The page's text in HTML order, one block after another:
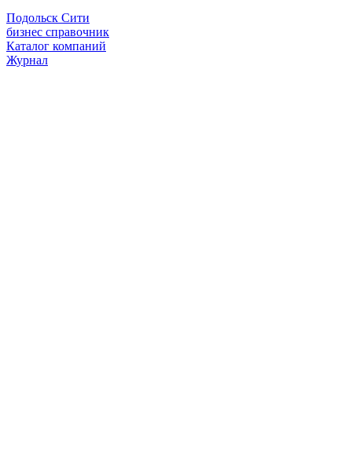
Подольск Сити
бизнес справочник
Каталог компаний
Журнал